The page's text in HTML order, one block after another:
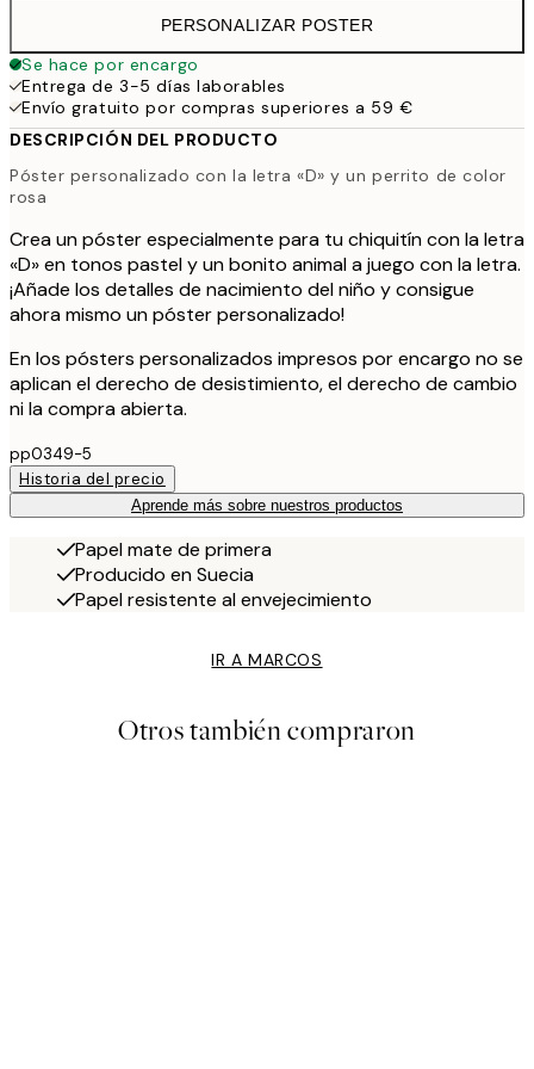
PERSONALIZAR POSTER
Se hace por encargo
Entrega de 3-5 días laborables
Envío gratuito por compras superiores a 59 €
DESCRIPCIÓN DEL PRODUCTO
Póster personalizado con la letra «D» y un perrito de color
rosa
Crea un póster especialmente para tu chiquitín con la letra
«D» en tonos pastel y un bonito animal a juego con la letra.
¡Añade los detalles de nacimiento del niño y consigue
ahora mismo un póster personalizado!
En los pósters personalizados impresos por encargo no se
aplican el derecho de desistimiento, el derecho de cambio
ni la compra abierta.
pp0349-5
Historia del precio
Aprende más sobre nuestros productos
Papel mate de primera
Producido en Suecia
Papel resistente al envejecimiento
IR A MARCOS
Otros también compraron